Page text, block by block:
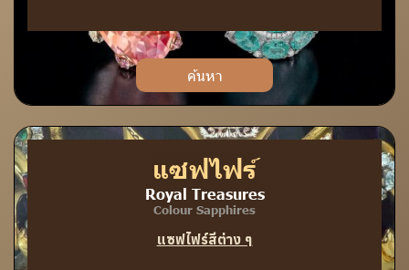
ค้นหา
แซฟไฟร์
Royal Treasures
Colour Sapphires
แซฟไฟร์สีต่าง ๆ